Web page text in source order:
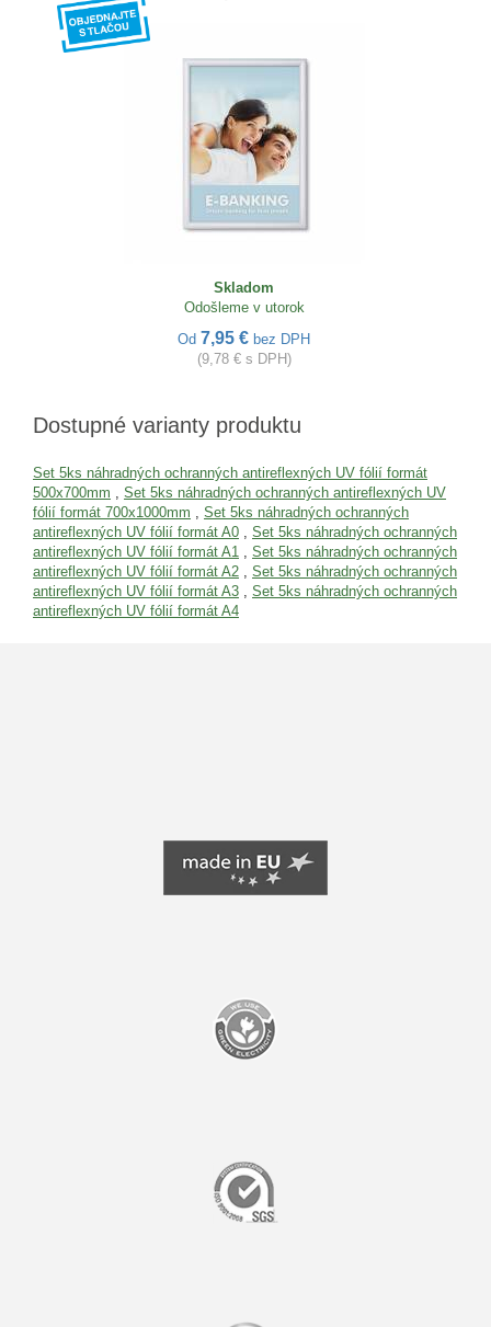
Skladom
Odošleme v utorok
Od 7,95 € bez DPH
(9,78 € s DPH)
Dostupné varianty produktu
Set 5ks náhradných ochranných antireflexných UV fólií formát
500x700mm
Set 5ks náhradných ochranných antireflexných UV
fólií formát 700x1000mm
Set 5ks náhradných ochranných
antireflexných UV fólií formát A0
Set 5ks náhradných ochranných
antireflexných UV fólií formát A1
Set 5ks náhradných ochranných
antireflexných UV fólií formát A2
Set 5ks náhradných ochranných
antireflexných UV fólií formát A3
Set 5ks náhradných ochranných
antireflexných UV fólií formát A4